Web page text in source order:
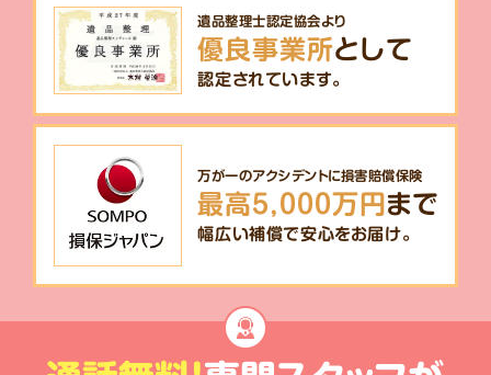
遺品整理士認定協会より
優良事業所として
認定されています。
万が一のアクシデントに損害賠償保険
最高5,000万円まで
幅広い補償で安心をお届け。